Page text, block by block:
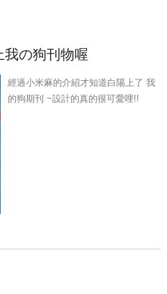
我の狗刊物喔
經過小米麻的介紹才知道白陽上了 我
的狗期刊 ~設計的真的很可愛哩!!